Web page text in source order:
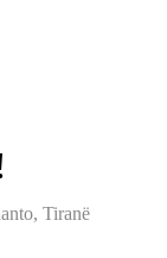
Tiranë